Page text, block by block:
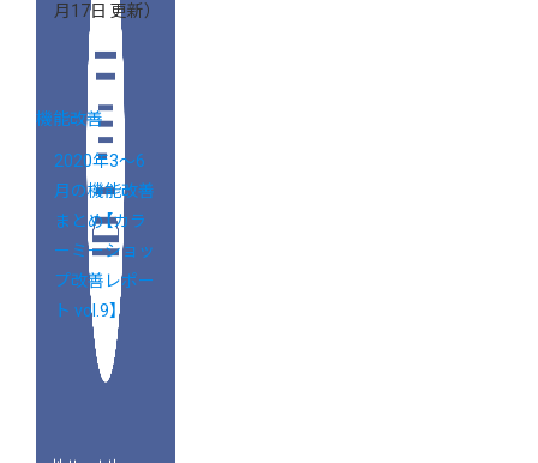
月17日 更新）
機能改善
2020年3～6
月の機能改善
まとめ【カラ
ーミーショッ
プ改善レポー
ト vol.9】